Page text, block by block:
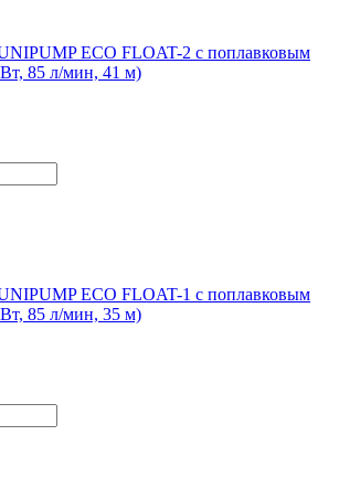
ЕСО FLOAT-2 с поплавковым
85 л/мин, 41 м)
ЕСО FLOAT-1 с поплавковым
85 л/мин, 35 м)